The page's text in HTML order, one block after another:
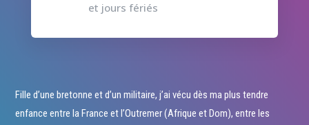
et jours fériés
Fille d’une bretonne et d’un militaire, j’ai vécu dès ma plus tendre
enfance entre la France et l’Outremer (Afrique et Dom), entre les